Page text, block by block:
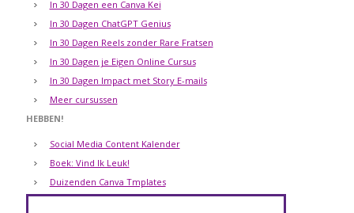
In 30 Dagen een Canva Kei
In 30 Dagen ChatGPT Genius
In 30 Dagen Reels zonder Rare Fratsen
In 30 Dagen je Eigen Online Cursus
In 30 Dagen Impact met Story E-mails
Meer cursussen
HEBBEN!
Social Media Content Kalender
Boek: Vind Ik Leuk!
Duizenden Canva Tmplates